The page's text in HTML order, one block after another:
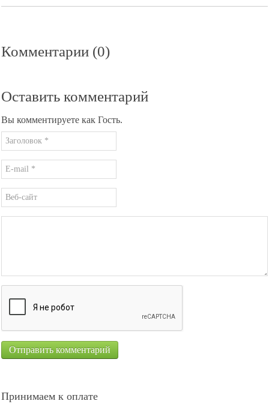
Комментарии (0)
Оставить комментарий
Вы комментируете как Гость.
Принимаем к оплате